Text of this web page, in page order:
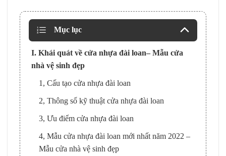
Mục lục
I. Khái quát về cửa nhựa đài loan– Mẫu cửa
nhà vệ sinh đẹp
1, Cấu tạo cửa nhựa đài loan
2, Thông số kỹ thuật cửa nhựa đài loan
3, Ưu điểm cửa nhựa đài loan
4, Mẫu cửa nhựa đài loan mới nhất năm 2022 –
Mẫu cửa nhà vệ sinh đẹp